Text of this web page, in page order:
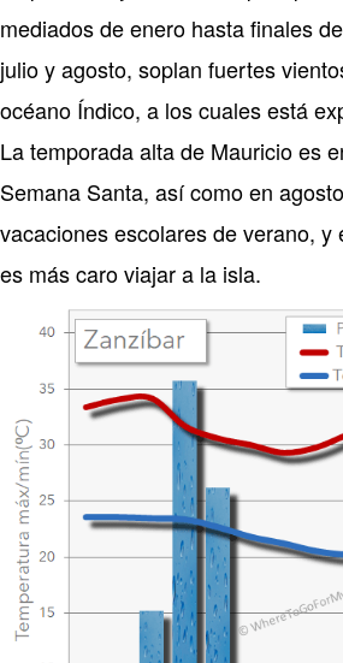
mediados de enero hasta finales
julio y agosto, soplan fuertes
océano Índico, a los cuales está
La temporada alta de Mauricio es
Semana Santa, así como en
vacaciones escolares de verano, y
es más caro viajar a la isla.